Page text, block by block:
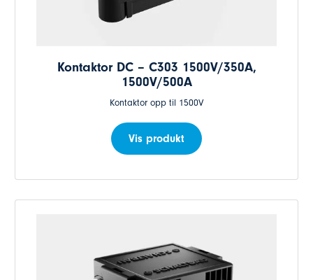
Kontaktor DC – C303 1500V/350A,
1500V/500A
Kontaktor opp til 1500V
Vis produkt